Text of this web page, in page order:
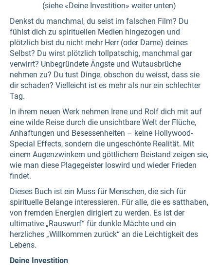
(siehe «Deine Investition» weiter unten)
Denkst du manchmal, du seist im falschen Film? Du
fühlst dich zu spirituellen Medien hingezogen und
plötzlich bist du nicht mehr Herr (oder Dame) deines
Selbst? Du wirst plötzlich tollpatschig, manchmal gar
verwirrt? Unbegründete Ängste und Wutausbrüche
nehmen zu? Du tust Dinge, obschon du weisst, dass sie
dir schaden? Vielleicht ist es mehr als nur ein schlechter
Tag.
In ihrem neuen Werk nehmen Irene und Rolf dich mit auf
eine wilde Reise durch die unsichtbare Welt der Flüche,
Anhaftungen und Besessenheiten – keine Hollywood-
Special Effects, sondern die ungeschönte Realität. Mit
einem Augenzwinkern und göttlichem Beistand zeigen sie,
wie man diese Plagegeister loswird und wieder Frieden
findet.
Dieses Buch ist ein Muss für Menschen, die sich für
spirituelle Belange interessieren. Für alle, die es satthaben,
von fremden Energien dirigiert zu werden. Es ist der
ultimative „Rauswurf“ für dunkle Mächte und ein
herzliches „Willkommen zurück“ an die Leichtigkeit des
Lebens.
Deine Investition